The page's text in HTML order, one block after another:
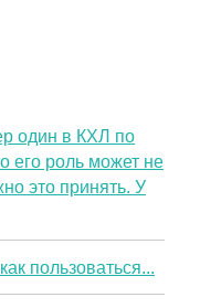
один в КХЛ по
его роль может не
это принять. У
пользоваться...